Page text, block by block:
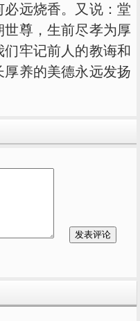
远烧香。又说：堂
世尊，生前尽孝为厚
牢记前人的教诲和
养的美德永远发扬